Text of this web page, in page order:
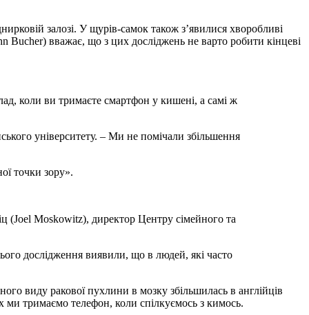
залозі. У щурів-самок також з’явилися хворобливі
вважає, що з цих досліджень не варто робити кінцеві
коли ви тримаєте смартфон у кишені, а самі ж
університету. – Ми не помічали збільшення
точки зору».
(Joel Moskowitz), директор Центру сімейного та
дослідження виявили, що в людей, які часто
виду ракової пухлини в мозку збільшилась в англійців
ми тримаємо телефон, коли спілкуємось з кимось.